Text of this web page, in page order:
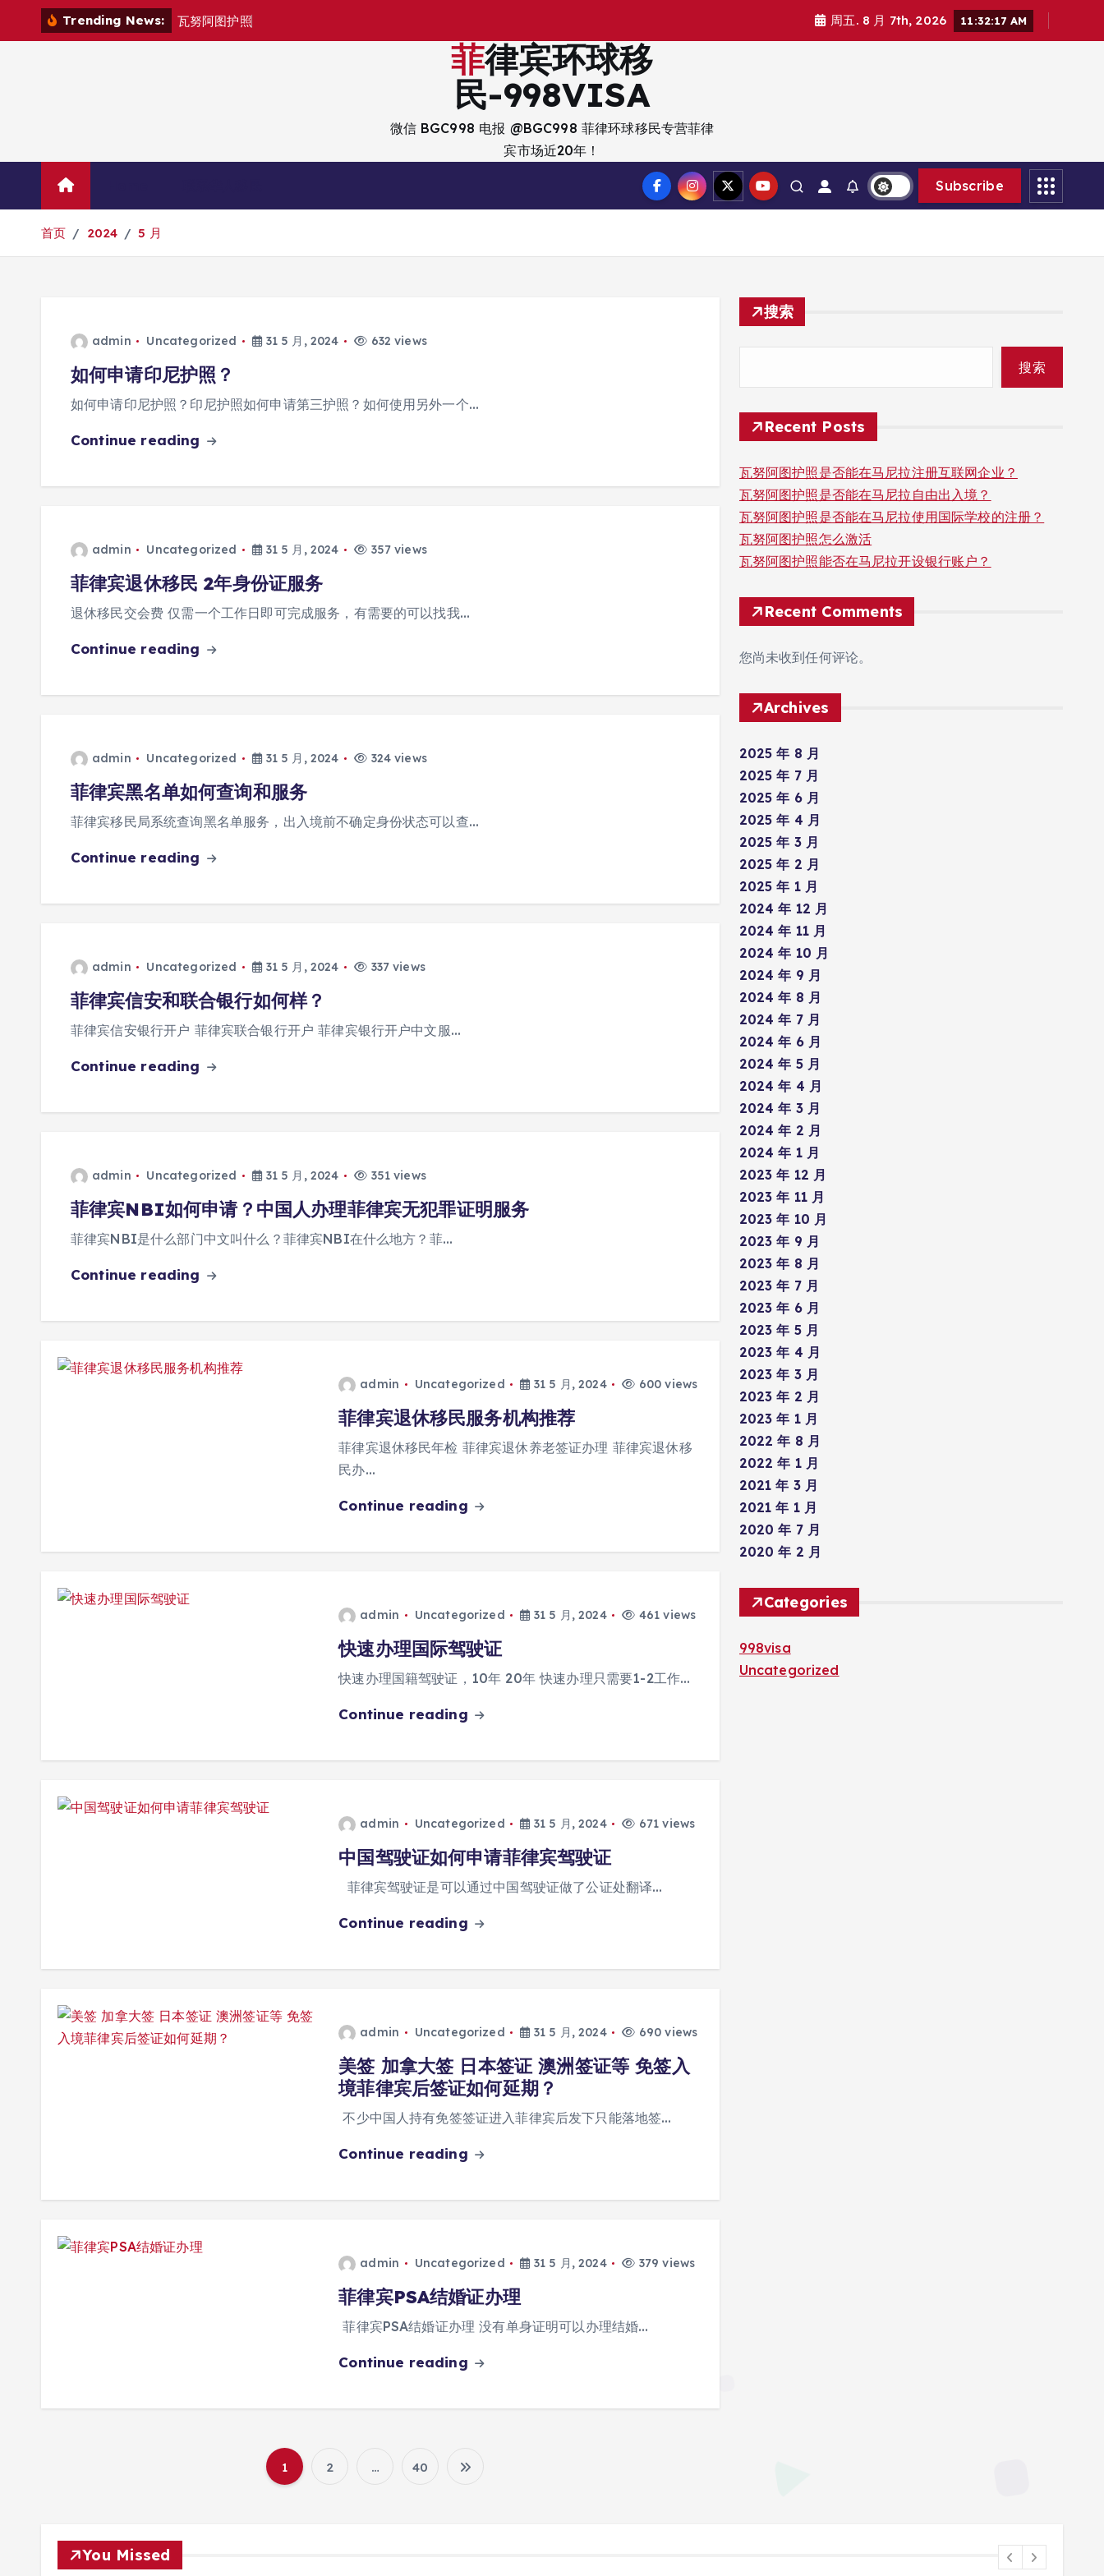
Trending News: 瓦努阿图护照 周五. 8 月 7th, 2026 11:32:18 AM
菲律宾环球移
民-998VISA
微信 BGC998 电报 @BGC998 菲律环球移民专营菲律
宾市场近20年！
Subscribe
首页 2024 5 月
admin Uncategorized 31 5 月, 2024 632 views
如何申请印尼护照？
如何申请印尼护照？印尼护照如何申请第三护照？如何使用另外一个…
Continue reading
admin Uncategorized 31 5 月, 2024 357 views
菲律宾退休移民 2年身份证服务
退休移民交会费 仅需一个工作日即可完成服务，有需要的可以找我…
Continue reading
admin Uncategorized 31 5 月, 2024 324 views
菲律宾黑名单如何查询和服务
菲律宾移民局系统查询黑名单服务，出入境前不确定身份状态可以查…
Continue reading
admin Uncategorized 31 5 月, 2024 337 views
菲律宾信安和联合银行如何样？
菲律宾信安银行开户 菲律宾联合银行开户 菲律宾银行开户中文服…
Continue reading
admin Uncategorized 31 5 月, 2024 351 views
菲律宾NBI如何申请？中国人办理菲律宾无犯罪证明服务
菲律宾NBI是什么部门中文叫什么？菲律宾NBI在什么地方？菲…
Continue reading
admin Uncategorized 31 5 月, 2024 600 views
菲律宾退休移民服务机构推荐
菲律宾退休移民年检 菲律宾退休养老签证办理 菲律宾退休移
民办…
Continue reading
admin Uncategorized 31 5 月, 2024 461 views
快速办理国际驾驶证
快速办理国籍驾驶证，10年 20年 快速办理只需要1-2工作…
Continue reading
admin Uncategorized 31 5 月, 2024 671 views
中国驾驶证如何申请菲律宾驾驶证
菲律宾驾驶证是可以通过中国驾驶证做了公证处翻译…
Continue reading
admin Uncategorized 31 5 月, 2024 690 views
美签 加拿大签 日本签证 澳洲签证等 免签入
境菲律宾后签证如何延期？
不少中国人持有免签签证进入菲律宾后发下只能落地签…
Continue reading
admin Uncategorized 31 5 月, 2024 379 views
菲律宾PSA结婚证办理
菲律宾PSA结婚证办理 没有单身证明可以办理结婚…
Continue reading
1 2 … 40
搜索
搜索
Recent Posts
瓦努阿图护照是否能在马尼拉注册互联网企业？
瓦努阿图护照是否能在马尼拉自由出入境？
瓦努阿图护照是否能在马尼拉使用国际学校的注册？
瓦努阿图护照怎么激活
瓦努阿图护照能否在马尼拉开设银行账户？
Recent Comments
您尚未收到任何评论。
Archives
2025 年 8 月
2025 年 7 月
2025 年 6 月
2025 年 4 月
2025 年 3 月
2025 年 2 月
2025 年 1 月
2024 年 12 月
2024 年 11 月
2024 年 10 月
2024 年 9 月
2024 年 8 月
2024 年 7 月
2024 年 6 月
2024 年 5 月
2024 年 4 月
2024 年 3 月
2024 年 2 月
2024 年 1 月
2023 年 12 月
2023 年 11 月
2023 年 10 月
2023 年 9 月
2023 年 8 月
2023 年 7 月
2023 年 6 月
2023 年 5 月
2023 年 4 月
2023 年 3 月
2023 年 2 月
2023 年 1 月
2022 年 8 月
2022 年 1 月
2021 年 3 月
2021 年 1 月
2020 年 7 月
2020 年 2 月
Categories
998visa
Uncategorized
You Missed